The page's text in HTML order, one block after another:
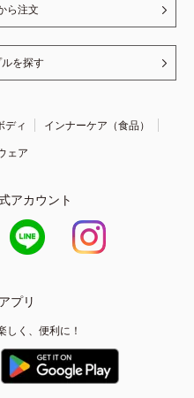
ら注文
を探す
ディ
インナーケア（食品）
ェア
アカウント
プリ
しく、便利に！